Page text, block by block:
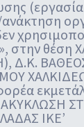
(εργασία
στην θέση
Δ.Κ.
ΙΚΕ’